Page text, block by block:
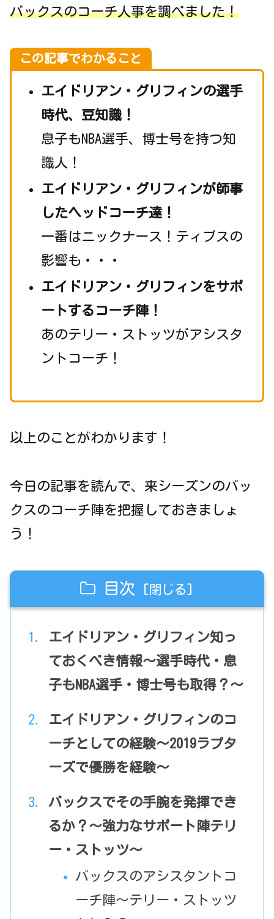
バックスのコーチ人事を調べました！
この記事でわかること
エイドリアン・グリフィンの選手
時代、豆知識！
息子もNBA選手、博士号を持つ知
識人！
エイドリアン・グリフィンが師事
したヘッドコーチ達！
一番はニックナース！ティブスの
影響も・・・
エイドリアン・グリフィンをサポ
ートするコーチ陣！
あのテリー・ストッツがアシスタ
ントコーチ！
以上のことがわかります！
今日の記事を読んで、来シーズンのバッ
クスのコーチ陣を把握しておきましょ
う！
目次
エイドリアン・グリフィン知っ
ておくべき情報～選手時代・息
子もNBA選手・博士号も取得？～
エイドリアン・グリフィンのコ
ーチとしての経験～2019ラプタ
ーズで優勝を経験～
バックスでその手腕を発揮でき
るか？～強力なサポート陣テリ
ー・ストッツ～
バックスのアシスタントコ
ーチ陣～テリー・ストッツ